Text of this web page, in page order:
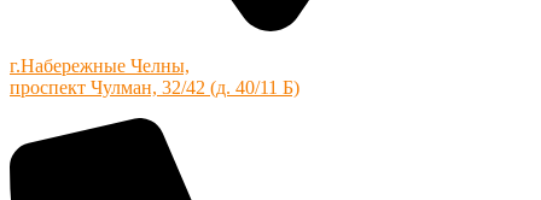
г.Набережные Челны,
проспект Чулман, 32/42 (д. 40/11 Б)